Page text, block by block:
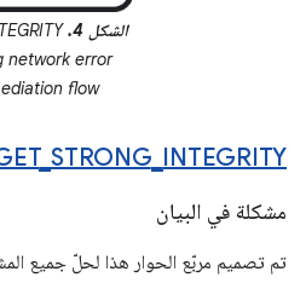
الشكل 4.
network error
flow
_ STRONG_ INTEGRITY
مشكلة في البيان
تم تصميم مربّع الحوار هذا لحلّ جميع